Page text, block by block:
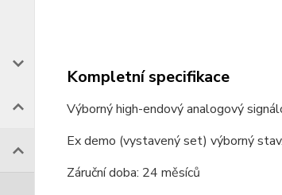
Kompletní specifikace
Výborný high-endový analogový
Ex demo (vystavený set) výborný
Záruční doba: 24 měsíců